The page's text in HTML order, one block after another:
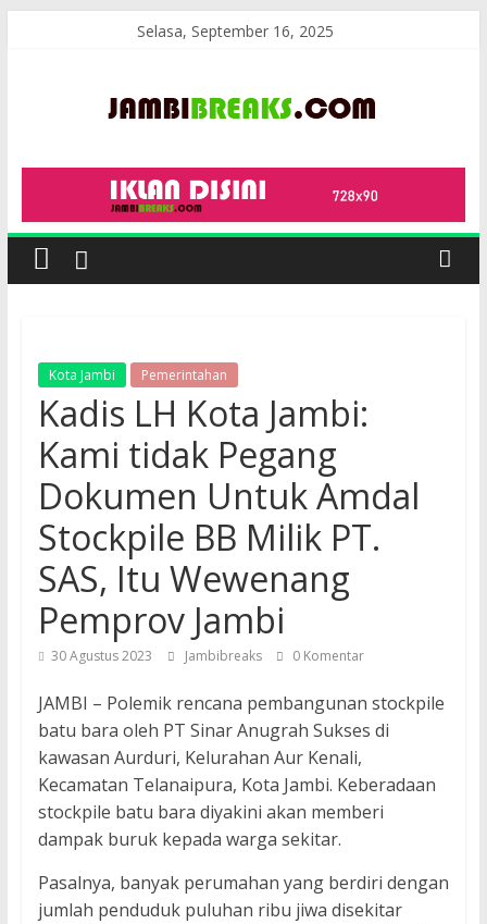
Selasa, September 16, 2025
JambiBreaks
Kota Jambi Pemerintahan
Kadis LH Kota Jambi:
Kami tidak Pegang
Dokumen Untuk Amdal
Stockpile BB Milik PT.
SAS, Itu Wewenang
Pemprov Jambi
30 Agustus 2023 Jambibreaks 0 Komentar
JAMBI – Polemik rencana pembangunan stockpile
batu bara oleh PT Sinar Anugrah Sukses di
kawasan Aurduri, Kelurahan Aur Kenali,
Kecamatan Telanaipura, Kota Jambi. Keberadaan
stockpile batu bara diyakini akan memberi
dampak buruk kepada warga sekitar.
Pasalnya, banyak perumahan yang berdiri dengan
jumlah penduduk puluhan ribu jiwa disekitar